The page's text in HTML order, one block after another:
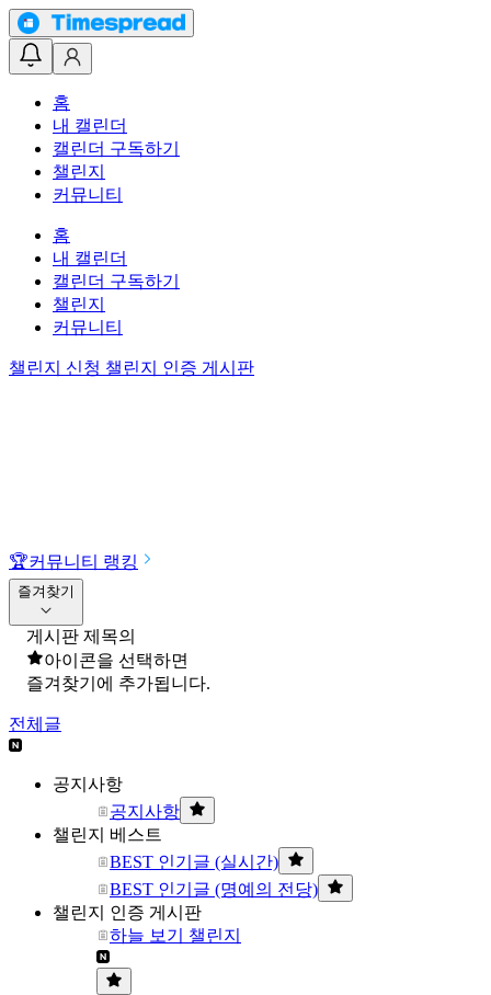
홈
내 캘린더
캘린더 구독하기
챌린지
커뮤니티
홈
내 캘린더
캘린더 구독하기
챌린지
커뮤니티
챌린지 신청 챌린지 인증 게시판
🏆커뮤니티 랭킹
즐겨찾기
게시판 제목의
아이콘을 선택하면
즐겨찾기에 추가됩니다.
전체글
공지사항
공지사항
챌린지 베스트
BEST 인기글 (실시간)
BEST 인기글 (명예의 전당)
챌린지 인증 게시판
하늘 보기 챌린지